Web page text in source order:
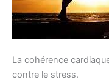
La cohérence
contre le stress.